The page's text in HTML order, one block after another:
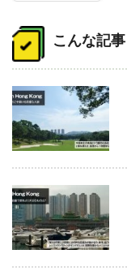
稿
ナ
ゲ
ー
シ
ョ
ン
こんな記